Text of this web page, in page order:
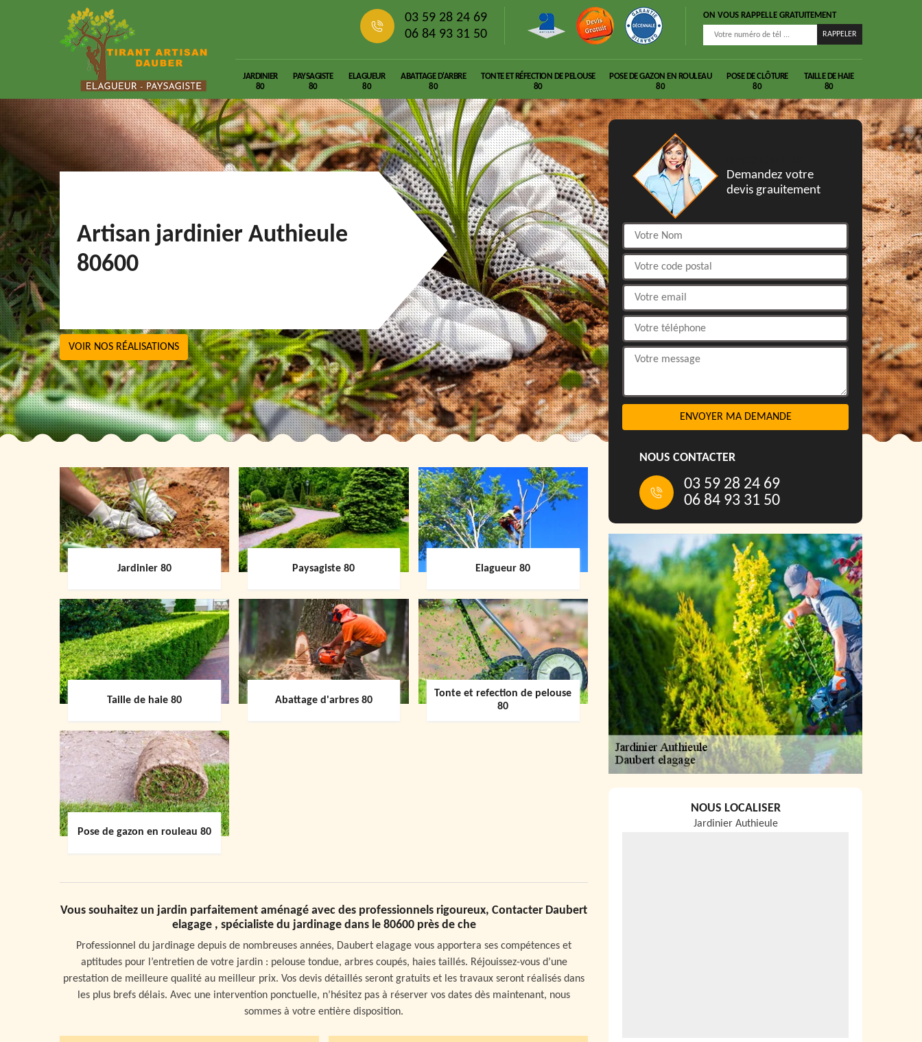
03 59 28 24 69
06 84 93 31 50
ON VOUS RAPPELLE GRATUITEMENT
JARDINIER
80
PAYSAGISTE
80
ELAGUEUR
80
ABATTAGE D'ARBRE
80
TONTE ET RÉFECTION DE PELOUSE
80
POSE DE GAZON EN ROULEAU
80
POSE DE CLÔTURE
80
TAILLE DE HAIE
80
Artisan jardinier Authieule
80600
VOIR NOS RÉALISATIONS
Jardinier 80 Paysagiste 80 Elagueur 80
Taille de haie 80 Abattage d'arbres 80
Tonte et refection de pelouse
80
Pose de gazon en rouleau 80
Vous souhaitez un jardin parfaitement aménagé avec des professionnels rigoureux, Contacter Daubert
elagage , spécialiste du jardinage dans le 80600 près de che
Professionnel du jardinage depuis de nombreuses années, Daubert elagage vous apportera ses compétences et
aptitudes pour l’entretien de votre jardin : pelouse tondue, arbres coupés, haies taillés. Réjouissez-vous d’une
prestation de meilleure qualité au meilleur prix. Vos devis détaillés seront gratuits et les travaux seront réalisés dans
les plus brefs délais. Avec une intervention ponctuelle, n’hésitez pas à réserver vos dates dès maintenant, nous
sommes à votre entière disposition.
Demandez votre
devis grauitement
NOUS CONTACTER
03 59 28 24 69
06 84 93 31 50
NOUS LOCALISER
Jardinier Authieule